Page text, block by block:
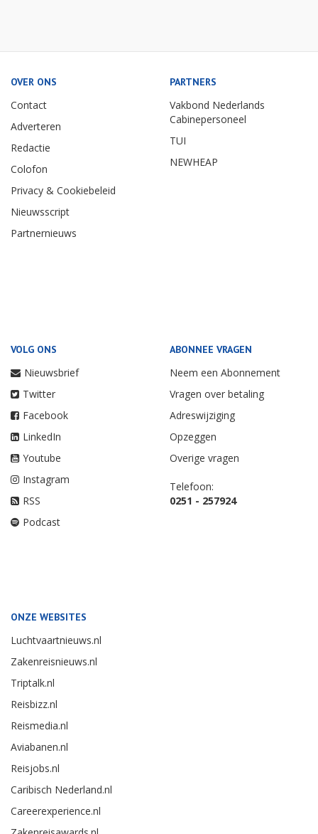
OVER ONS
Contact
Adverteren
Redactie
Colofon
Privacy & Cookiebeleid
Nieuwsscript
Partnernieuws
PARTNERS
Vakbond Nederlands
Cabinepersoneel
TUI
NEWHEAP
VOLG ONS
Nieuwsbrief
Twitter
Facebook
LinkedIn
Youtube
Instagram
RSS
Podcast
ABONNEE VRAGEN
Neem een Abonnement
Vragen over betaling
Adreswijziging
Opzeggen
Overige vragen
Telefoon:
0251 - 257924
ONZE WEBSITES
Luchtvaartnieuws.nl
Zakenreisnieuws.nl
Triptalk.nl
Reisbizz.nl
Reismedia.nl
Aviabanen.nl
Reisjobs.nl
Caribisch Nederland.nl
Careerexperience.nl